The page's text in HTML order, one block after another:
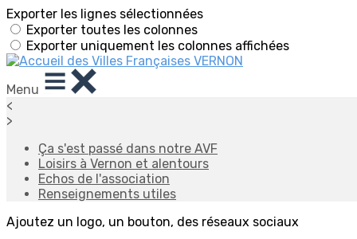
Exporter les lignes sélectionnées
Exporter toutes les colonnes
Exporter uniquement les colonnes affichées
Menu
<
>
Ça s'est passé dans notre AVF
Loisirs à Vernon et alentours
Echos de l'association
Renseignements utiles
Ajoutez un logo, un bouton, des réseaux sociaux